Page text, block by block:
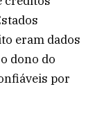
eram dados
dono do
por